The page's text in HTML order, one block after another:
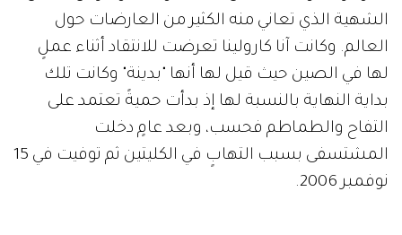
الشهية الذي تعاني منه الكثير من العارضات حول
العالم. وكانت آنا كارولينا تعرضت للانتقاد أثناء عملٍ
لها في الصين حيث قيل لها أنها "بدينة" وكانت تلك
بداية النهاية بالنسبة لها إذ بدأت حميةً تعتمد على
التفاح والطماطم فحسب، وبعد عامٍ دخلت
المشتسفى بسبب التهابٍ في الكليتين ثم توفيت في 15
نوفمبر 2006.